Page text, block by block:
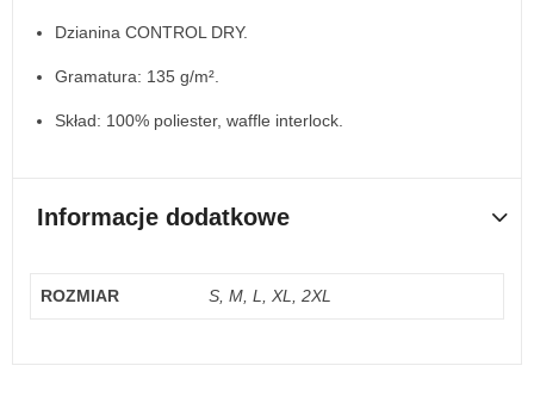
Dzianina CONTROL DRY.
Gramatura: 135 g/m².
Skład: 100% poliester, waffle interlock.
Informacje dodatkowe
ROZMIAR S, M, L, XL, 2XL